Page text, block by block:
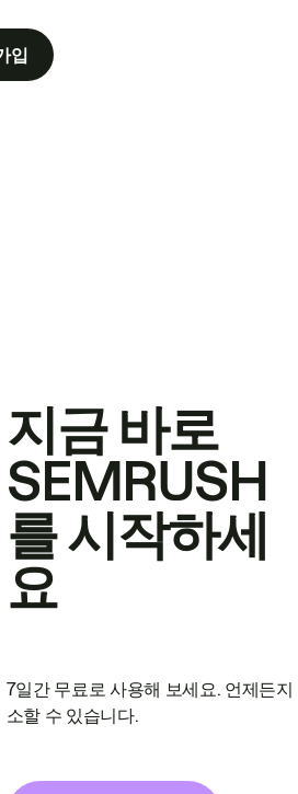
입
지금 바로
SEMRUSH
를 시작하세
요
7일간 무료로 사용해 보세요. 언제든지
소할 수 있습니다.